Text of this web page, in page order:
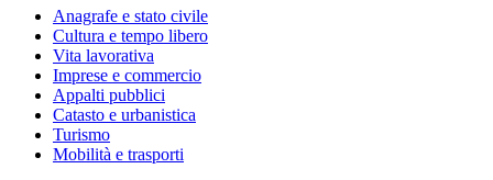
Anagrafe e stato civile
Cultura e tempo libero
Vita lavorativa
Imprese e commercio
Appalti pubblici
Catasto e urbanistica
Turismo
Mobilità e trasporti